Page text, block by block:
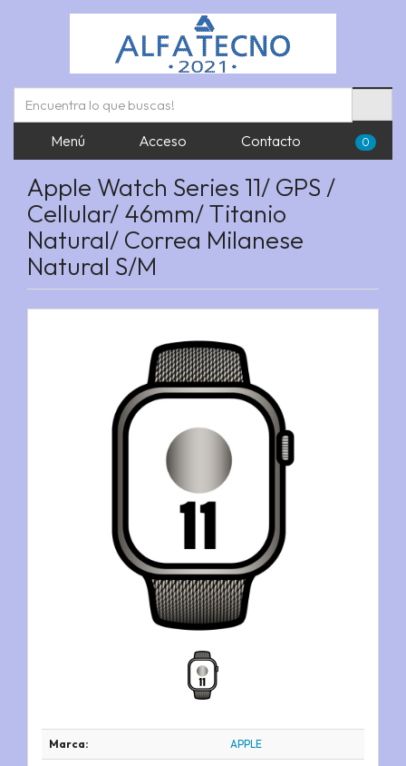
Menú Acceso Contacto 0
Apple Watch Series 11/ GPS /
Cellular/ 46mm/ Titanio
Natural/ Correa Milanese
Natural S/M
Marca: APPLE